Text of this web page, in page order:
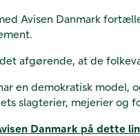
Avisen Danmark
afgørende, at de
en demokratisk model,
slagterier, mejerier og
Danmark på dette